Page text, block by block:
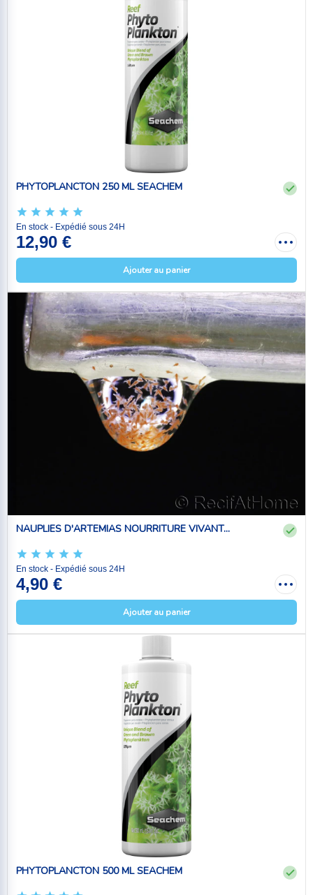
PHYTOPLANCTON 250 ML SEACHEM
En stock - Expédié sous 24H
12,90 €
Ajouter au panier
NAUPLIES D'ARTEMIAS NOURRITURE VIVANT...
En stock - Expédié sous 24H
4,90 €
Ajouter au panier
PHYTOPLANCTON 500 ML SEACHEM